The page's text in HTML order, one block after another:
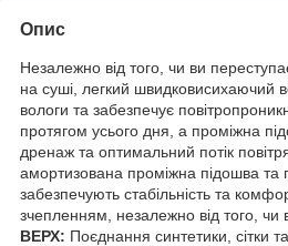
Опис
Незалежно від того, чи ви
на суші, легкий швидковисихаючий
вологи та забезпечує
протягом усього дня, а проміжна
дренаж та оптимальний потік
амортизована проміжна підошва та
забезпечують стабільність та
зчепленням, незалежно від того, чи
ВЕРХ: Поєднання синтетики, сітки